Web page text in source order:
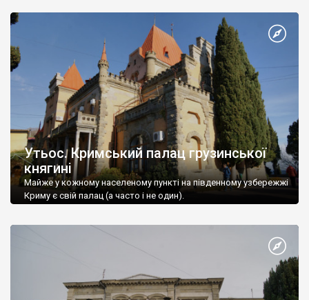
Утьос. Кримський палац грузинської
княгині
Майже у кожному населеному пункті на південному узбережжі
Криму є свій палац (а часто і не один).